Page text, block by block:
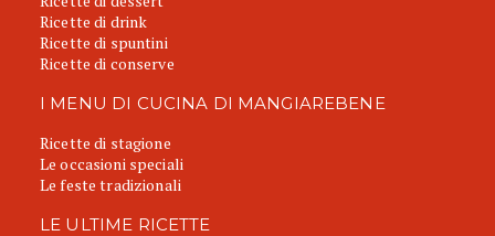
Ricette di drink
Ricette di spuntini
Ricette di conserve
I MENU DI CUCINA DI MANGIAREBENE
Ricette di stagione
Le occasioni speciali
Le feste tradizionali
LE ULTIME RICETTE